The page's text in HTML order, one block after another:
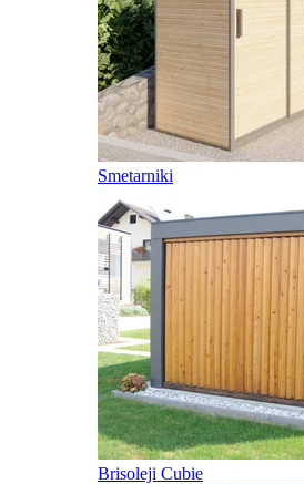
Smetarniki
Brisoleji Cubie